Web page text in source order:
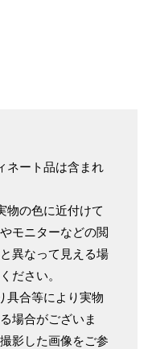
ネート品は含まれ
物の色に近付けて
モニターなどの閲
異なって見える場
ださい。
具合等により実物
場合がございま
影した画像をご参